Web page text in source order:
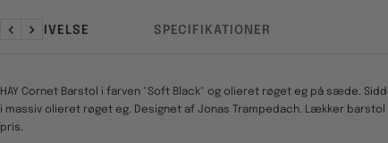
BESKRIVELSE SPECIFIKATIONER
ForrigeNæste
HAY Cornet Barstol i farven "Soft Black" og olieret røget eg på sæde.
i massiv olieret røget eg. Designet af Jonas Trampedach. Lækker
pris.